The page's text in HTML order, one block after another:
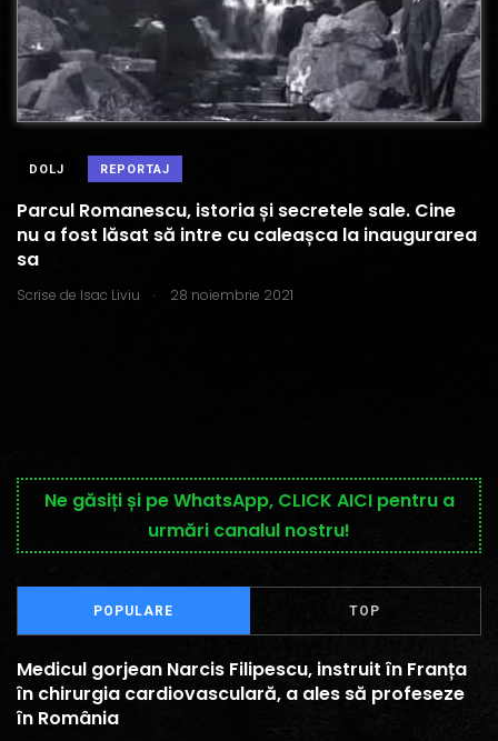
DOLJ REPORTAJ
Parcul Romanescu, istoria și secretele sale. Cine
nu a fost lăsat să intre cu caleașca la inaugurarea
sa
Scrise de Isac Liviu . 28 noiembrie 2021
Ne găsiți și pe WhatsApp, CLICK AICI pentru a
urmări canalul nostru!
POPULARE TOP
Medicul gorjean Narcis Filipescu, instruit în Franța
în chirurgia cardiovasculară, a ales să profeseze
în România